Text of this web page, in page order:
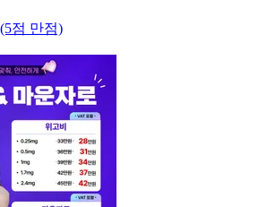
점 만점)